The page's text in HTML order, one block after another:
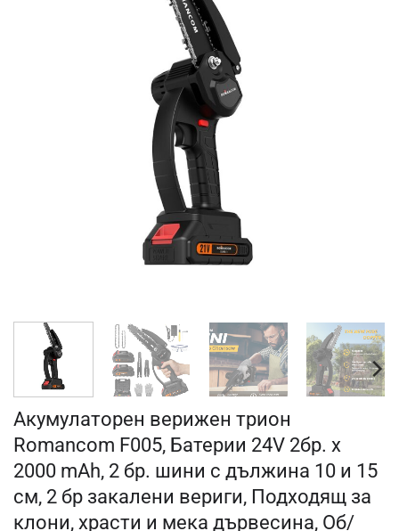
Акумулаторен верижен трион
Romancom F005, Батерии 24V 2бр. х
2000 mAh, 2 бр. шини с дължина 10 и 15
см, 2 бр закалени вериги, Подходящ за
клони, храсти и мека дървесина, Об/